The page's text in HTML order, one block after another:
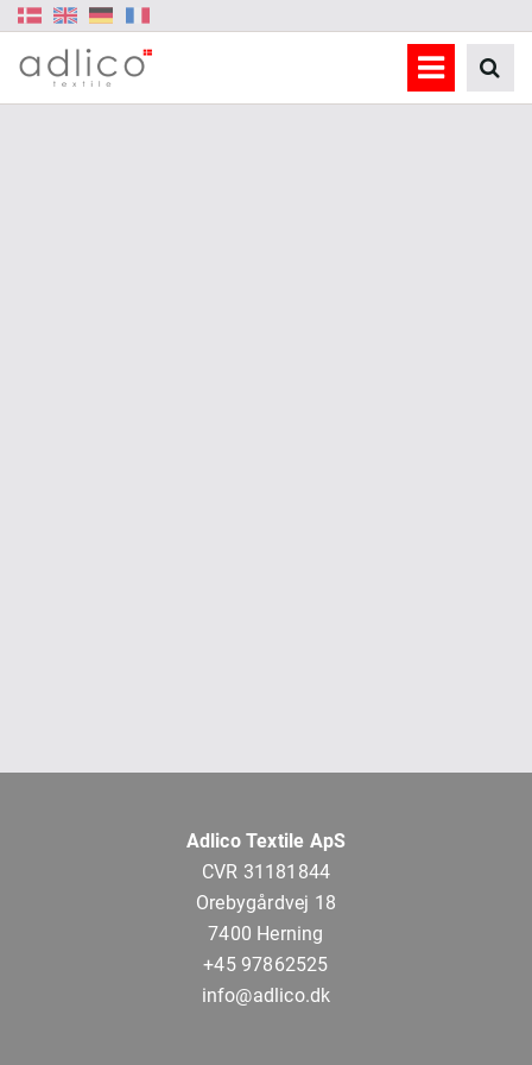
Adlico Textile ApS
CVR 31181844
Orebygårdvej 18
7400 Herning
+45 97862525
info@adlico.dk